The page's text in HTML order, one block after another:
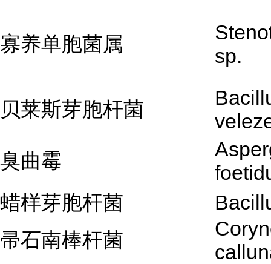
寡养单胞菌属
sp.
贝莱斯芽胞杆菌
臭曲霉
蜡样芽胞杆菌
帚石南棒杆菌